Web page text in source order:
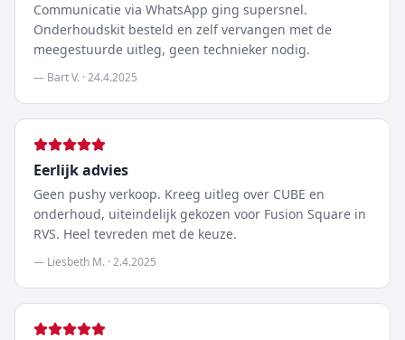
Communicatie via WhatsApp ging supersnel.
Onderhoudskit besteld en zelf vervangen met de
meegestuurde uitleg, geen technieker nodig.
— Bart V. ·24.4.2025
Eerlijk advies
Geen pushy verkoop. Kreeg uitleg over CUBE en
onderhoud, uiteindelijk gekozen voor Fusion Square in
RVS. Heel tevreden met de keuze.
— Liesbeth M. ·2.4.2025